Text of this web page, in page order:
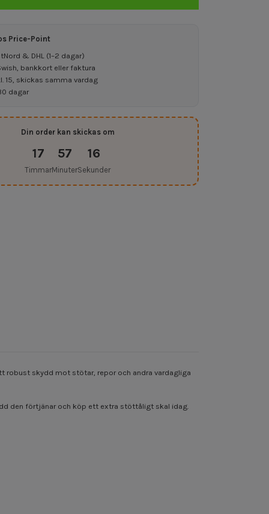
Price-Point
& DHL (1–2 dagar)
bankkort eller faktura
15, skickas samma vardag
dagar
Din order kan skickas om
17
Timmar
57
Minuter
15
Sekunder
robust skydd mot stötar, repor och andra vardagliga
den förtjänar och köp ett extra stöttåligt skal idag.